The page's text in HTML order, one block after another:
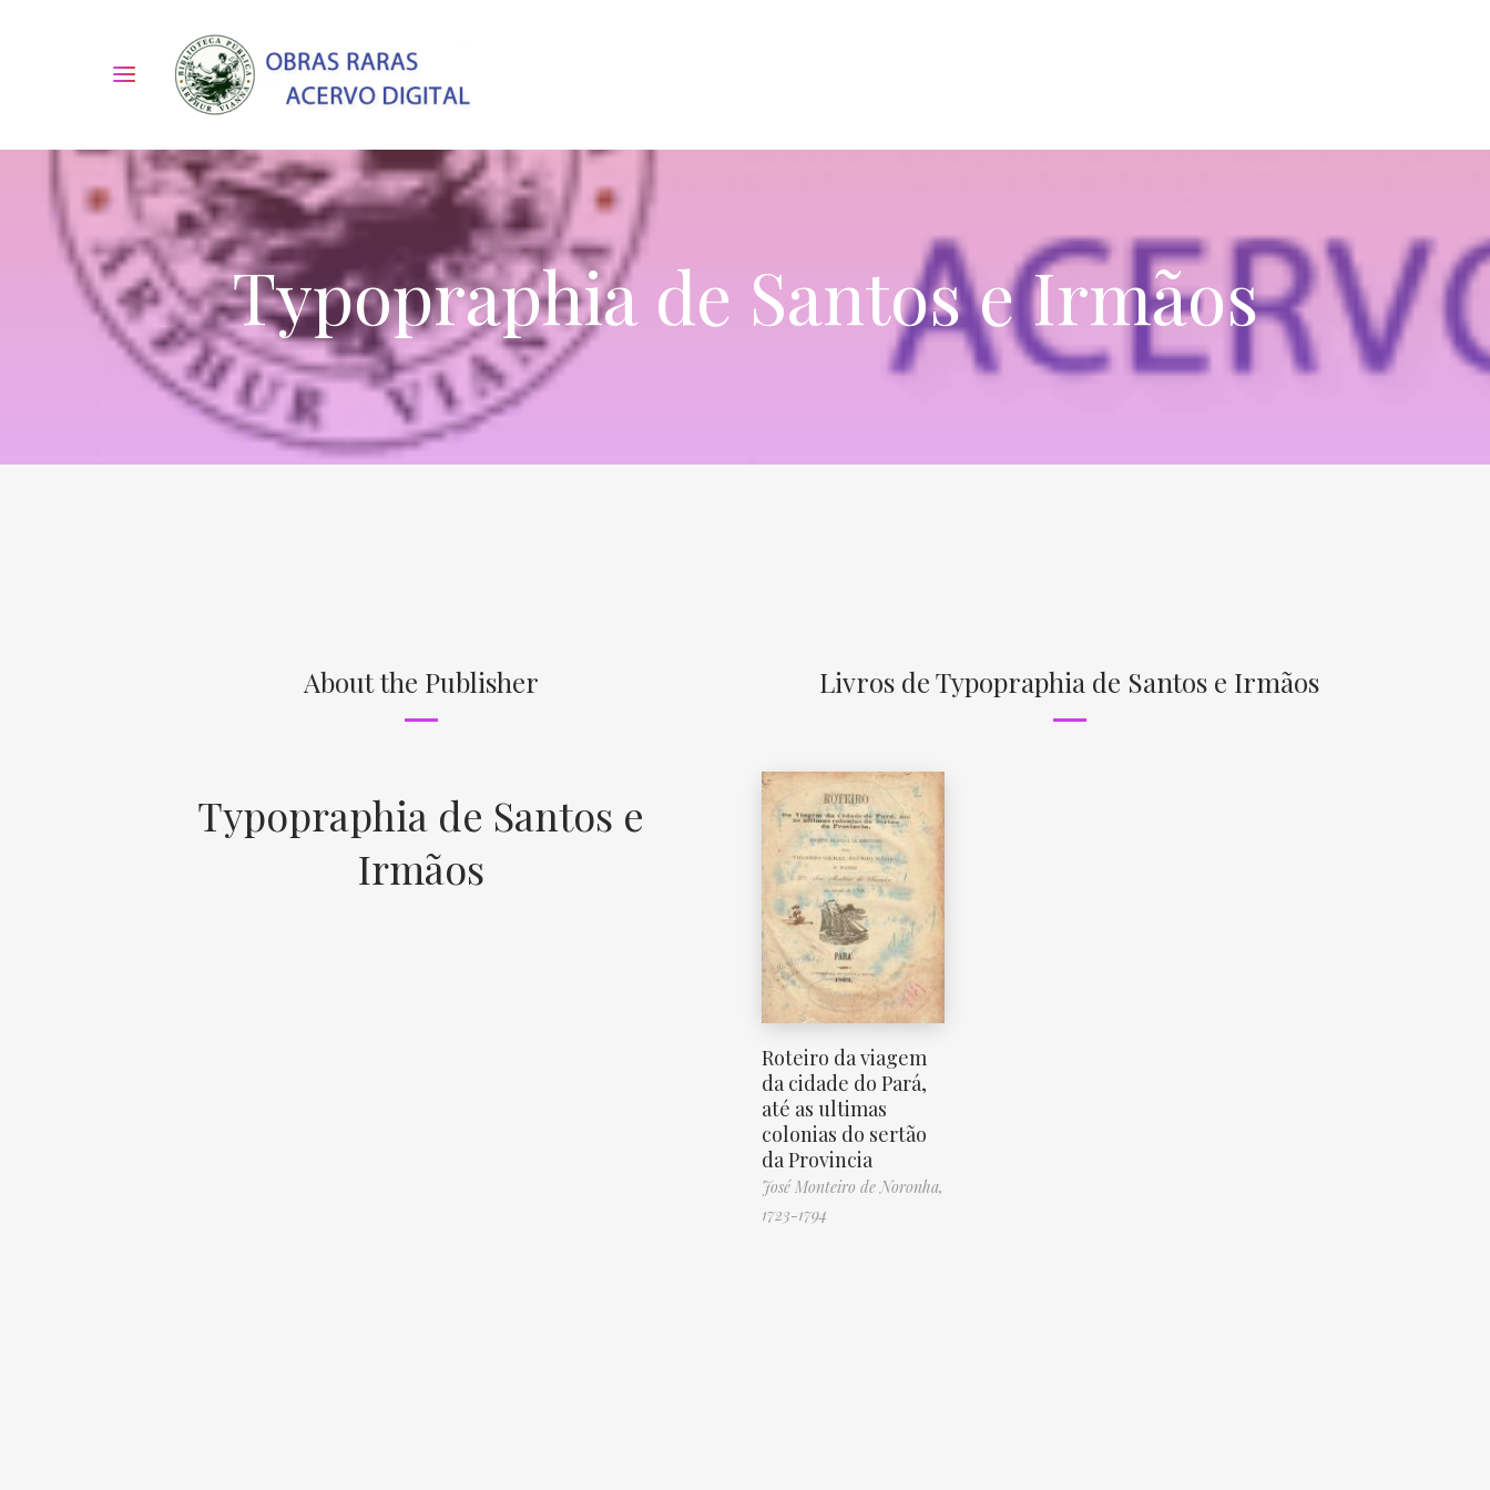
Typopraphia de Santos e Irmãos
About the Publisher
Typopraphia de Santos e
Irmãos
Livros de Typopraphia de Santos e Irmãos
Roteiro da viagem
da cidade do Pará,
até as ultimas
colonias do sertão
da Provincia
José Monteiro de Noronha,
1723-1794